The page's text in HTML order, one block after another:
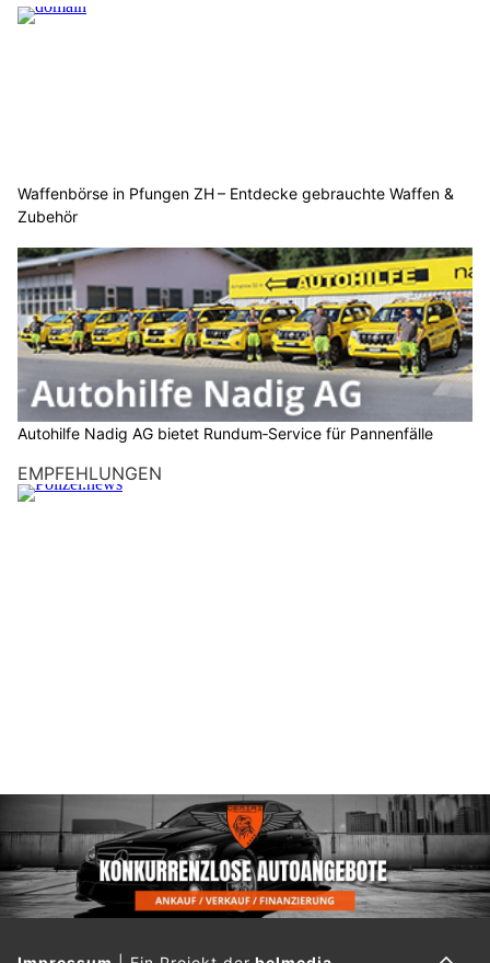
Waffenbörse in Pfungen ZH – Entdecke gebrauchte Waffen &
Zubehör
Autohilfe Nadig AG bietet Rundum‑Service für Pannenfälle
EMPFEHLUNGEN